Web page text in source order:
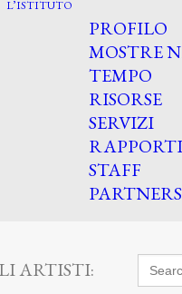
L’ISTITUTO
PROFILO
MOSTRE
TEMPO
RISORSE
SERVIZI
RAPPORTI
STAFF
ARTISTI: for: